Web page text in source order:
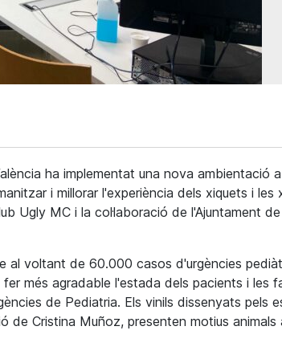
ha implementat una nova ambientació
i millorar l'experiència dels xiquets i les
Ugly MC i la col·laboració de l'Ajuntament
al voltant de 60.000 casos d'urgències
més agradable l'estada dels pacients i les
de Pediatria. Els vinils dissenyats pels
de Cristina Muñoz, presenten motius animals